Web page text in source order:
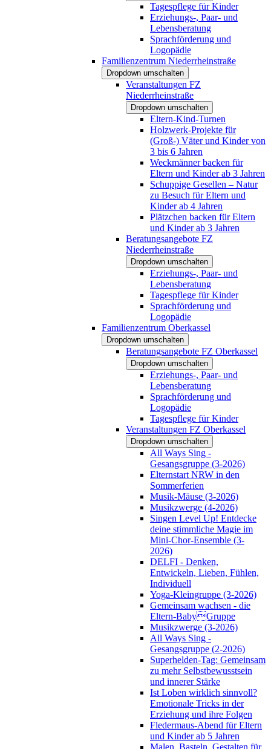
Tagespflege für Kinder
Erziehungs-, Paar- und
Lebensberatung
Sprachförderung und
Logopädie
Familienzentrum Niederrheinstraße
Dropdown umschalten
Veranstaltungen FZ
Niederrheinstraße
Dropdown umschalten
Eltern-Kind-Turnen
Holzwerk-Projekte für
(Groß-) Väter und Kinder von
3 bis 6 Jahren
Weckmänner backen für
Eltern und Kinder ab 3 Jahren
Schuppige Gesellen – Natur
zu Besuch für Eltern und
Kinder ab 4 Jahren
Plätzchen backen für Eltern
und Kinder ab 3 Jahren
Beratungsangebote FZ
Niederrheinstraße
Dropdown umschalten
Erziehungs-, Paar- und
Lebensberatung
Tagespflege für Kinder
Sprachförderung und
Logopädie
Familienzentrum Oberkassel
Dropdown umschalten
Beratungsangebote FZ Oberkassel
Dropdown umschalten
Erziehungs-, Paar- und
Lebensberatung
Sprachförderung und
Logopädie
Tagespflege für Kinder
Veranstaltungen FZ Oberkassel
Dropdown umschalten
All Ways Sing -
Gesangsgruppe (3-2026)
Elternstart NRW in den
Sommerferien
Musik-Mäuse (3-2026)
Musikzwerge (4-2026)
Singen Level Up! Entdecke
deine stimmliche Magie im
Mini-Chor-Ensemble (3-
2026)
DELFI - Denken,
Entwickeln, Lieben, Fühlen,
Individuell
Yoga-Kleingruppe (3-2026)
Gemeinsam wachsen - die
Eltern-BabyGruppe
Musikzwerge (3-2026)
All Ways Sing -
Gesangsgruppe (2-2026)
Superhelden-Tag: Gemeinsam
zu mehr Selbstbewusstsein
und innerer Stärke
Ist Loben wirklich sinnvoll?
Emotionale Tricks in der
Erziehung und ihre Folgen
Fledermaus-Abend für Eltern
und Kinder ab 5 Jahren
Malen, Basteln, Gestalten für